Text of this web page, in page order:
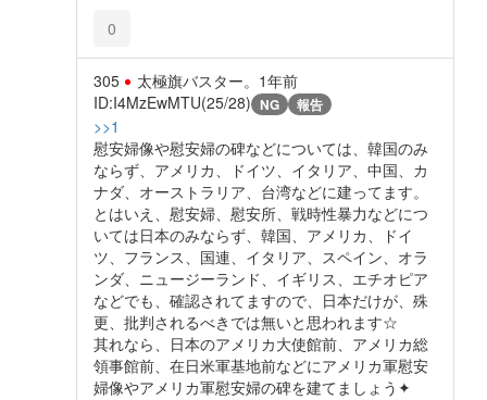
0
305 太極旗バスター。 1年前
ID:I4MzEwMTU(25/28) NG 報告
>>1
慰安婦像や慰安婦の碑などについては、韓国のみ
ならず、アメリカ、ドイツ、イタリア、中国、カ
ナダ、オーストラリア、台湾などに建ってます。
とはいえ、慰安婦、慰安所、戦時性暴力などにつ
いては日本のみならず、韓国、アメリカ、ドイ
ツ、フランス、国連、イタリア、スペイン、オラ
ンダ、ニュージーランド、イギリス、エチオピア
などでも、確認されてますので、日本だけが、殊
更、批判されるべきでは無いと思われます☆
其れなら、日本のアメリカ大使館前、アメリカ総
領事館前、在日米軍基地前などにアメリカ軍慰安
婦像やアメリカ軍慰安婦の碑を建てましょう✦